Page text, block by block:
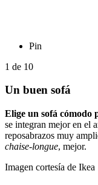
Pin
1 de 10
Un buen sofá
Elige un sofá cómodo
se integran mejor en el
reposabrazos muy
chaise-longue, mejor.
Imagen cortesía de Ikea